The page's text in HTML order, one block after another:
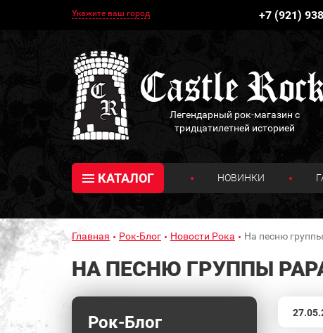
Укажите ваш город +7 (921)
Легендарный рок-магазин с
тридцатилетней историей
КАТАЛОГ НОВИНКИ
Главная Рок-Блог Новости Рока На песню группы
НА ПЕСНЮ ГРУППЫ
Рок-Блог